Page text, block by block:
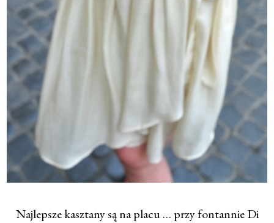
Najlepsze kasztany są na placu … przy fontannie Di